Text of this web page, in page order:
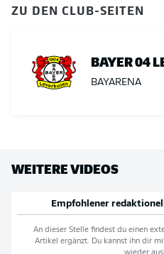
ZU DEN CLUB-SEITEN
BAYER 04
BAYARENA
WEITERE VIDEOS
Empfohlener
An dieser Stelle findest du einen
Artikel ergänzt. Du kannst ihn dir